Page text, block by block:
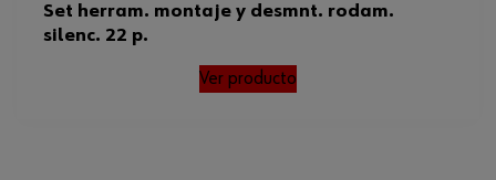
Set herram. montaje y desmnt. rodam.
silenc. 22 p.
Ver producto